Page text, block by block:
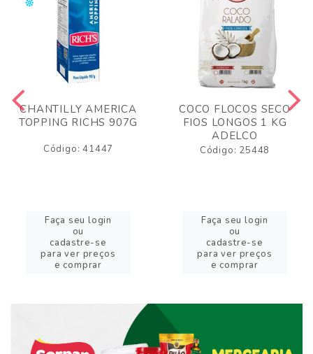
CHANTILLY AMERICA
TOPPING RICHS 907G
Código: 41447
Faça seu login
ou
cadastre-se
para ver preços
e comprar
COCO FLOCOS SECO
FIOS LONGOS 1 KG
ADELCO
Código: 25448
Faça seu login
ou
cadastre-se
para ver preços
e comprar